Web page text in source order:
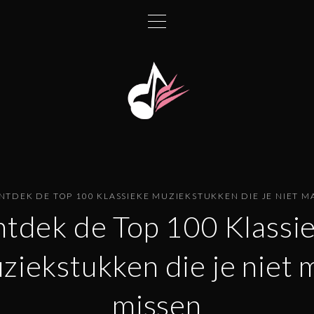
DE TOP 100 KLASSIEKE MUZIEKSTUKKEN DIE JE NIET
de Top 100
die je niet
missen